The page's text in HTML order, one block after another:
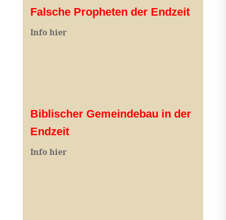
Falsche Propheten der Endzeit
Info hier
Biblischer Gemeindebau in der
Endzeit
Info hier